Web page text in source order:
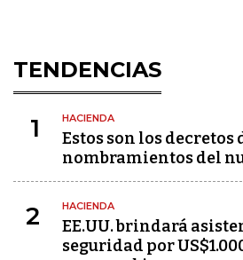
TENDENCIAS
1 HACIENDA
Estos son los
nombramientos del
2 HACIENDA
EE.UU. brindará
seguridad por